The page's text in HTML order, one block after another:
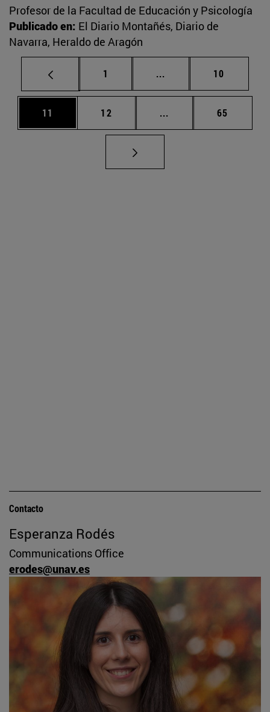
Profesor de la Facultad de Educación y Psicología
Publicado en: El Diario Montañés, Diario de
Navarra, Heraldo de Aragón
Página
1 ... Páginas intermedias
Página
10
Página
11 Página
12 ... Páginas intermedias
Página
65
Contacto
Esperanza Rodés
Communications Office
erodes@unav.es